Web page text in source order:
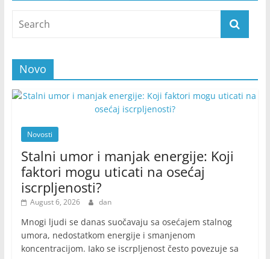
Novo
Novosti
Stalni umor i manjak energije: Koji
faktori mogu uticati na osećaj
iscrpljenosti?
August 6, 2026 dan
Mnogi ljudi se danas suočavaju sa osećajem stalnog
umora, nedostatkom energije i smanjenom
koncentracijom. Iako se iscrpljenost često povezuje sa